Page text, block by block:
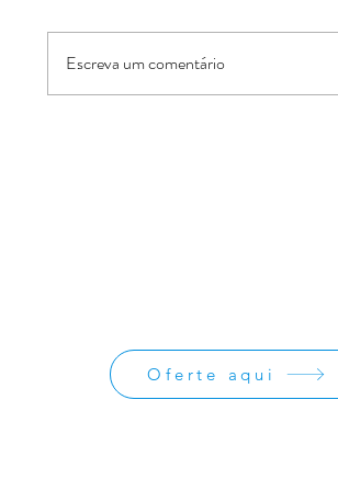
Escreva um comentário
Oferte aqui